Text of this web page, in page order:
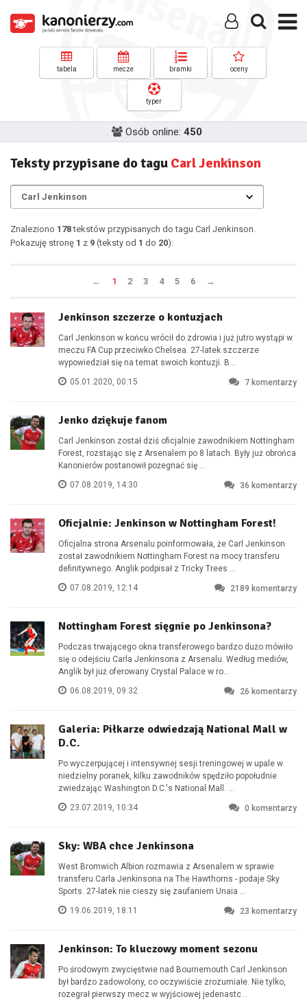
tabela mecze bramki oceny
typer
Osób online: 450
Teksty przypisane do tagu Carl Jenkinson
Znaleziono 178tekstów przypisanych do tagu Carl Jenkinson.
Pokazuję stronę 1 z 9 (teksty od 1 do 20):
← 1 2 3 4 5 6 →
Jenkinson szczerze o kontuzjach
Carl Jenkinson w końcu wrócił do zdrowia i już jutro wystąpi w
meczu FA Cup przeciwko Chelsea. 27-latek szczerze
wypowiedział się na temat swoich kontuzji. B...
05.01.2020, 00:15
7 komentarzy
Jenko dziękuje fanom
Carl Jenkinson został dziś oficjalnie zawodnikiem Nottingham
Forest, rozstając się z Arsenalem po 8 latach. Były już obrońca
Kanonierów postanowił pożegnać się ...
07.08.2019, 14:30
36 komentarzy
Oficjalnie: Jenkinson w Nottingham Forest!
Oficjalna strona Arsenalu poinformowała, że Carl Jenkinson
został zawodnikiem Nottingham Forest na mocy transferu
definitywnego. Anglik podpisał z Tricky Trees ...
07.08.2019, 12:14
2189 komentarzy
Nottingham Forest sięgnie po Jenkinsona?
Podczas trwającego okna transferowego bardzo dużo mówiło
się o odejściu Carla Jenkinsona z Arsenalu. Według mediów,
Anglik był już oferowany Crystal Palace w ro...
06.08.2019, 09:32
26 komentarzy
Galeria: Piłkarze odwiedzają National Mall w
D.C.
Po wyczerpującej i intensywnej sesji treningowej w upale w
niedzielny poranek, kilku zawodników spędziło popołudnie
zwiedzając Washington D.C.'s National Mall. ...
23.07.2019, 10:34
0 komentarzy
Sky: WBA chce Jenkinsona
West Bromwich Albion rozmawia z Arsenalem w sprawie
transferu Carla Jenkinsona na The Hawthorns - podaje Sky
Sports. 27-latek nie cieszy się zaufaniem Unaia ...
19.06.2019, 18:11
23 komentarzy
Jenkinson: To kluczowy moment sezonu
Po środowym zwycięstwie nad Bournemouth Carl Jenkinson
był bardzo zadowolony, co oczywiście zrozumiałe. Nie tylko,
rozegrał pierwszy mecz w wyjściowej jedenastc...